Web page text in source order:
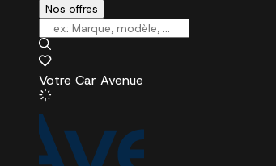
Nos offres
Votre Car Avenue